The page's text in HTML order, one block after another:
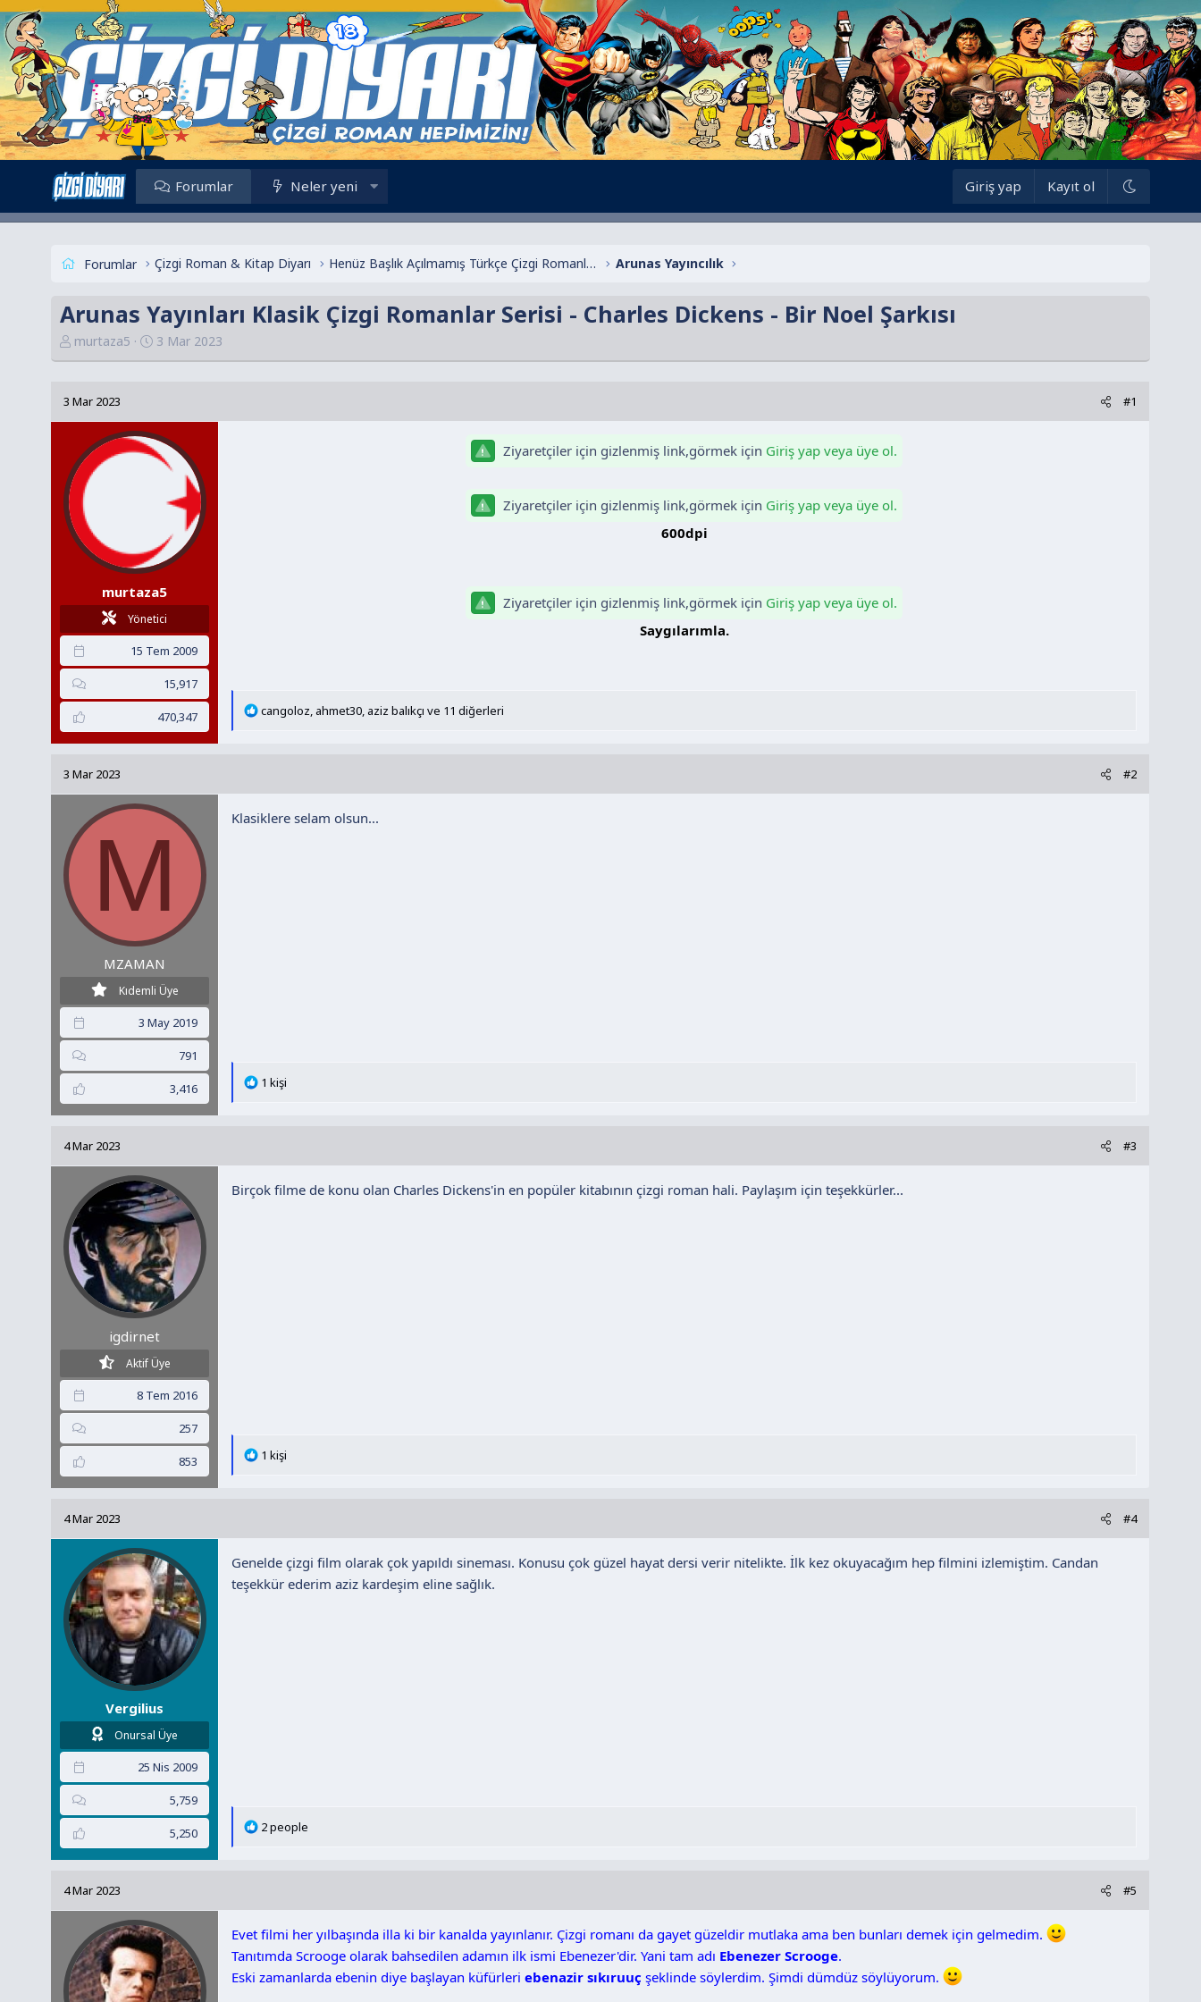
Forumlar Neler yeni Giriş yap Kayıt ol
Forumlar Çizgi Roman & Kitap Diyarı Henüz Başlık Açılmamış Türkçe Çizgi Romanlar Arunas Yayıncılık
Arunas Yayınları Klasik Çizgi Romanlar Serisi - Charles Dickens - Bir Noel Şarkısı
K
o
u
y
B
a
a
murtaza5
B
a
a
n
g
r
i
h
i
3 Mar 2023
3 Mar 2023 #1
murtaza5
Yönetici
15 Tem 2009
15,917
470,347
Ziyaretçiler için gizlenmiş link,görmek için Giriş yap veya üye ol.
Ziyaretçiler için gizlenmiş link,görmek için Giriş yap veya üye ol.
600dpi
Ziyaretçiler için gizlenmiş link,görmek için Giriş yap veya üye ol.
Saygılarımla.​
T
l
e
cangoloz ahmet30 aziz balıkçı ve 11 diğerleri
3 Mar 2023 #2
M
MZAMAN
Kıdemli Üye
3 May 2019
791
3,416
Klasiklere selam olsun...
T
l
e
1 kişi
4 Mar 2023 #3
igdirnet
Aktif Üye
8 Tem 2016
257
853
Birçok filme de konu olan Charles Dickens'in en popüler kitabının çizgi roman hali. Paylaşım için teşekkürler...
T
l
e
r
1 kişi
4 Mar 2023 #4
Vergilius
Onursal Üye
25 Nis 2009
5,759
5,250
Genelde çizgi film olarak çok yapıldı sineması. Konusu çok güzel hayat dersi verir nitelikte. İlk kez okuyacağım hep filmini izlemiştim. Candan
teşekkür ederim aziz kardeşim eline sağlık.
T
l
e
r
2 people
4 Mar 2023 #5
Evet filmi her yılbaşında illa ki bir kanalda yayınlanır. Çizgi romanı da gayet güzeldir mutlaka ama ben bunları demek için gelmedim.
Tanıtımda Scrooge olarak bahsedilen adamın ilk ismi Ebenezer'dir. Yani tam adı Ebenezer Scrooge.
Eski zamanlarda ebenin diye başlayan küfürleriebenazir sıkıruuç şeklinde söylerdim. Şimdi dümdüz söylüyorum.